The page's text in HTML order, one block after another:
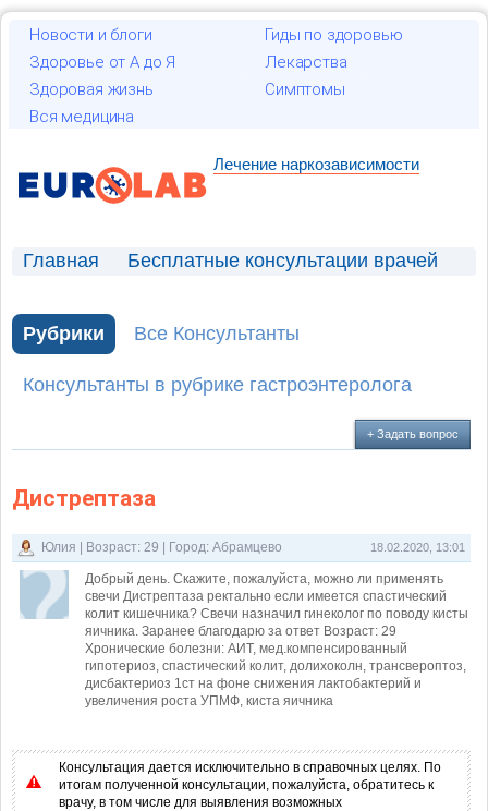
Новости и блоги
Гиды по здоровью
Здоровье от А до Я
Лекарства
Здоровая жизнь
Симптомы
Вся медицина
Лечение наркозависимости
Главная
Бесплатные консультации врачей
Рубрики
Все Консультанты
Консультанты в рубрике гастроэнтеролога
+ Задать вопрос
Дистрептаза
18.02.2020, 13:01
Юлия | Возраст: 29 | Город: Абрамцево
Добрый день. Скажите, пожалуйста, можно ли применять
свечи Дистрептаза ректально если имеется спастический
колит кишечника? Свечи назначил гинеколог по поводу кисты
яичника. Заранее благодарю за ответ Возраст: 29
Хронические болезни: АИТ, мед.компенсированный
гипотериоз, спастический колит, долихоколн, трансвероптоз,
дисбактериоз 1ст на фоне снижения лактобактерий и
увеличения роста УПМФ, киста яичника
Консультация дается исключительно в справочных целях. По
итогам полученной консультации, пожалуйста, обратитесь к
врачу, в том числе для выявления возможных